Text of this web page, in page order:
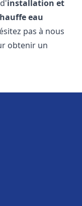
installation et
eau
pas à nous
obtenir un